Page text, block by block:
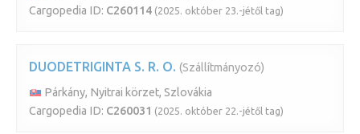
Cargopedia ID: C260114 (2025. október 23.-jétől tag)
DUODETRIGINTA S. R. O. (Szállítmányozó)
Párkány, Nyitrai körzet, Szlovákia
Cargopedia ID: C260031 (2025. október 22.-jétől tag)